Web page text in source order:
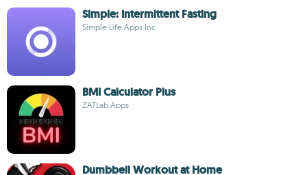
Simple: Intermittent Fasting
Simple.Life Apps Inc
BMI Calculator Plus
ZATLab Apps
Dumbbell Workout at Home